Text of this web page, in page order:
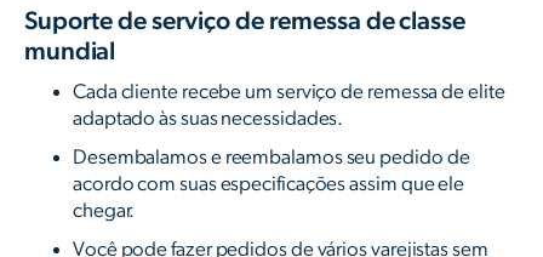
Suporte de serviço de remessa de classe
mundial
Cada cliente recebe um serviço de remessa de elite
adaptado às suas necessidades.
Desembalamos e reembalamos seu pedido de
acordo com suas especificações assim que ele
chegar.
Você pode fazer pedidos de vários varejistas sem